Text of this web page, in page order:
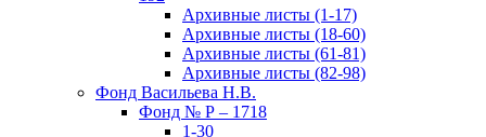
Архивные листы (1-17)
Архивные листы (18-60)
Архивные листы (61-81)
Архивные листы (82-98)
Фонд Васильева Н.В.
Фонд № Р – 1718
1-30